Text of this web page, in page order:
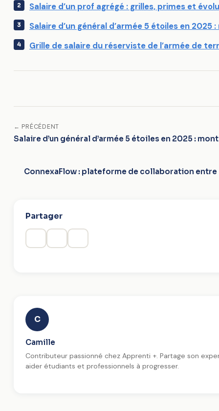
Salaire d’un prof agrégé : grilles, primes et
Salaire d’un général d’armée 5 étoiles en 2025
Grille de salaire du réserviste de l’armée de
← PRÉCÉDENT
Salaire d’un général d’armée 5 étoiles en 2025 :
ConnexaFlow : plateforme de collaboration
Partager
C
Camille
Contributeur passionné chez Apprenti +. Partage son
aider étudiants et professionnels à progresser.